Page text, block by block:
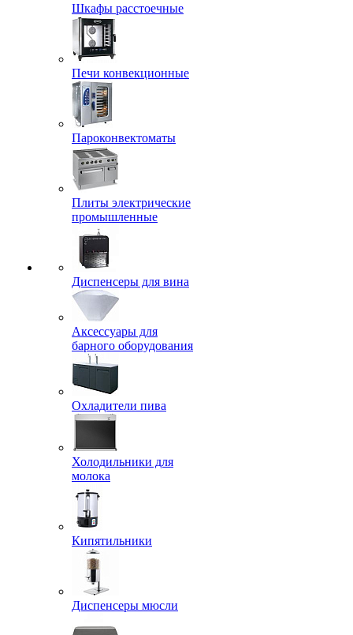
Шкафы расстоечные
Печи конвекционные
Пароконвектоматы
Плиты электрические
промышленные
Диспенсеры для вина
Аксессуары для
барного оборудования
Охладители пива
Холодильники для
молока
Кипятильники
Диспенсеры мюсли